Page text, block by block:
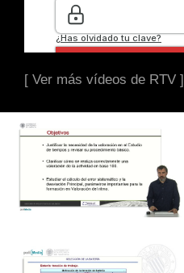
[ Ver más vídeos de RTV ]